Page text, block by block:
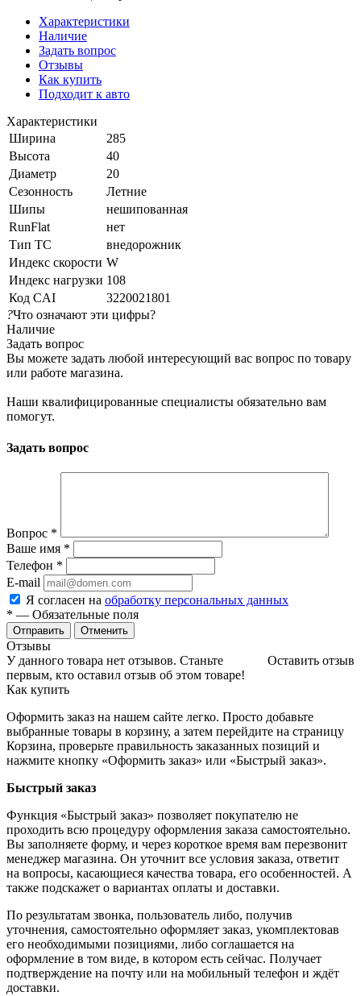
Характеристики
Наличие
Задать вопрос
Отзывы
Как купить
Подходит к авто
Характеристики
Ширина
285
Высота
40
Диаметр
20
Сезонность
Летние
Шипы
нешипованная
RunFlat
нет
Тип ТС
внедорожник
Индекс скорости W
Индекс нагрузки 108
Код CAI
3220021801
?Что означают эти цифры?
Наличие
Задать вопрос
Вы можете задать любой интересующий вас вопрос по товару
или работе магазина.
Наши квалифицированные специалисты обязательно вам
помогут.
Задать вопрос
Вопрос *
Ваше имя *
Телефон *
E-mail
Я согласен на обработку персональных данных
* — Обязательные поля
Отменить
Отзывы
Оставить отзыв
У данного товара нет отзывов. Станьте
первым, кто оставил отзыв об этом товаре!
Как купить
Оформить заказ на нашем сайте легко. Просто добавьте
выбранные товары в корзину, а затем перейдите на страницу
Корзина, проверьте правильность заказанных позиций и
нажмите кнопку «Оформить заказ» или «Быстрый заказ».
Быстрый заказ
Функция «Быстрый заказ» позволяет покупателю не
проходить всю процедуру оформления заказа самостоятельно.
Вы заполняете форму, и через короткое время вам перезвонит
менеджер магазина. Он уточнит все условия заказа, ответит
на вопросы, касающиеся качества товара, его особенностей. А
также подскажет о вариантах оплаты и доставки.
По результатам звонка, пользователь либо, получив
уточнения, самостоятельно оформляет заказ, укомплектовав
его необходимыми позициями, либо соглашается на
оформление в том виде, в котором есть сейчас. Получает
подтверждение на почту или на мобильный телефон и ждёт
доставки.